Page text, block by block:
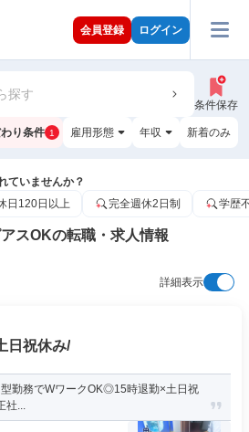
会員登録 ログイン
探す
条件保存
り条件 1 雇用形態 年収 新着のみ
ていませんか？
日120日以上 完全週休2日制 学歴
スOKの転職・求人情報
詳細表示
日祝休み/
勤務でWワークOK◎15時退勤×土日祝
社...